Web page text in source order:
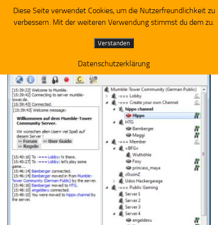
Zum Inhalt springen
Piratenpartei RV Westbrandenburg
Diese Seite verwendet Cookies, um die Nutzerfreundlichkeit zu
verbessern. Mit der weiteren Verwendung stimmst du dem zu.
Verstanden
Datenschutzerklärung